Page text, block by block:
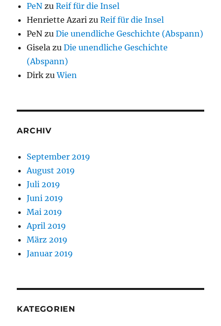
PeN zuReif für die Insel
Henriette Azari zuReif für die Insel
PeN zuDie unendliche Geschichte (Abspann)
Gisela zuDie unendliche Geschichte
(Abspann)
Dirk zuWien
ARCHIV
September 2019
August 2019
Juli 2019
Juni 2019
Mai 2019
April 2019
März 2019
Januar 2019
KATEGORIEN